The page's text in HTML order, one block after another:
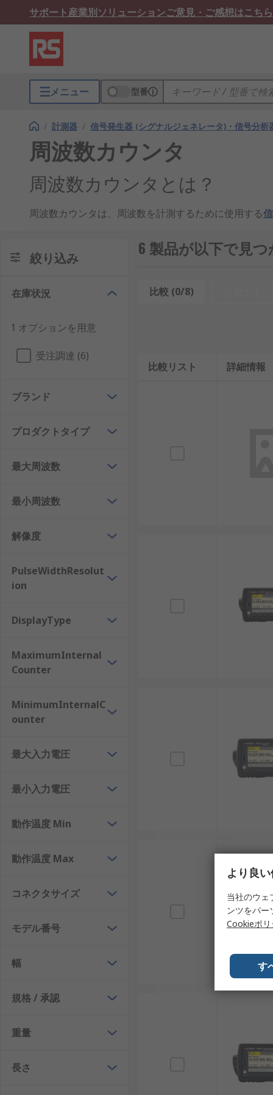
サポート産業別ソリューションご意見・ご感想はこちら
メニュー 型番
/ 計測器 / 信号発生器 (シグナルジェネレータ)・信号分析
周波数カウンタ
周波数カウンタとは？
周波数カウンタは、周波数を計測するために使用する
で、多くの信号の計測に使用できます。
周波数カウンタの使用に関
周波数カウンタのタイムベース / クロックへの
使用する必要があります。
発生します。したがって、タイムベースの周波
ノイズが多い信号の場合、トリガエラーに注意
すべてのタイムベースを1つのクロックにロック
周波数カウンタの用途
トランスミッタキャリアの周波数を計測
周波数カウンタを使用してRF信号の周波数を計測す
周波数は安定している必要がある(変動的ではな
信号には十分な振幅が必要とされる(通常、約0.5
絞り込み
在庫状況
1 オプションを用意
受注調達 (6)
ブランド
プロダクトタイプ
最大周波数
最小周波数
解像度
PulseWidthResolut
ion
DisplayType
MaximumInternal
Counter
MinimumInternalC
ounter
最大入力電圧
最小入力電圧
動作温度 Min
動作温度 Max
コネクタサイズ
モデル番号
幅
規格 / 承認
重量
長さ
6 製品が以下で見
比較 (0/8)
比較リスト 詳細情報
より良
当社のウェ
ンツをパ
Cookieポリ
す